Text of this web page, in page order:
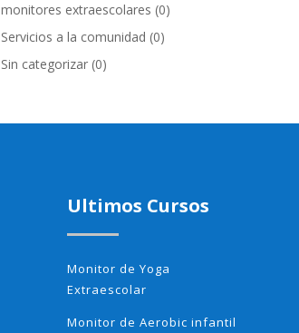
monitores extraescolares (0)
Servicios a la comunidad (0)
Sin categorizar (0)
Ultimos Cursos
Monitor de Yoga
Extraescolar
Monitor de Aerobic infantil